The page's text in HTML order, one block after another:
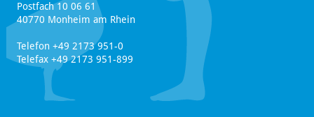
Postfach 10 06 61
40770 Monheim am Rhein
Telefon +49 2173 951-0
Telefax +49 2173 951-899